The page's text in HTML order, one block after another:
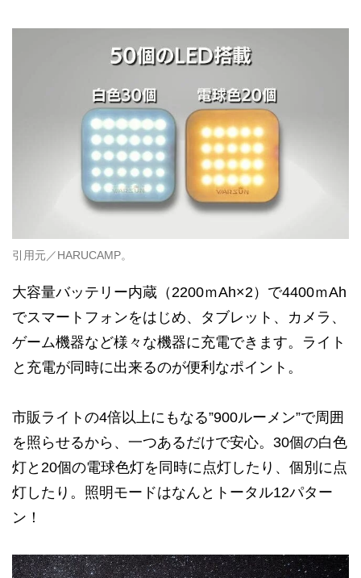
引用元／HARUCAMP。
大容量バッテリー内蔵（2200ｍAh×2）で4400ｍAh
でスマートフォンをはじめ、タブレット、カメラ、
ゲーム機器など様々な機器に充電できます。ライト
と充電が同時に出来るのが便利なポイント。
市販ライトの4倍以上にもなる”900ルーメン”で周囲
を照らせるから、一つあるだけで安心。30個の白色
灯と20個の電球色灯を同時に点灯したり、個別に点
灯したり。照明モードはなんとトータル12パター
ン！